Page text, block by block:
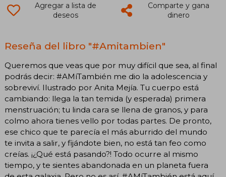
Agregar a lista de
deseos
Comparte y gana
dinero
Reseña del libro "#Amitambien"
Queremos que veas que por muy difícil que sea, al final
podrás decir: #AMíTambién me dio la adolescencia y
sobreviví. Ilustrado por Anita Mejía. Tu cuerpo está
cambiando: llega la tan temida (y esperada) primera
menstruación; tu linda cara se llena de granos, y para
colmo ahora tienes vello por todas partes. De pronto,
ese chico que te parecía el más aburrido del mundo
te invita a salir, y fijándote bien, no está tan feo como
creías. ¡¿Qué está pasando?! Todo ocurre al mismo
tiempo, y te sientes abandonada en un planeta fuera